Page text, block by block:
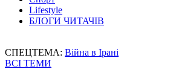
Lifestyle
БЛОГИ ЧИТАЧІВ
СПЕЦТЕМА: Війна в Ірані
ВСІ ТЕМИ